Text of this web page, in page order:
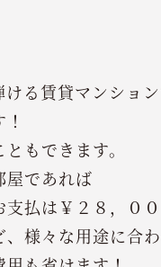
る賃貸マンション
もできます。
屋であれば
払は￥２８，００
様々な用途に合わ